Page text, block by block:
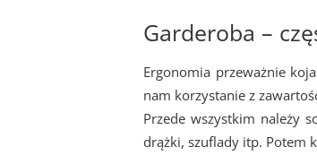
Garderoba –
Ergonomia przeważnie
nam korzystanie z
Przede wszystkim należy
drążki, szuflady itp. Potem